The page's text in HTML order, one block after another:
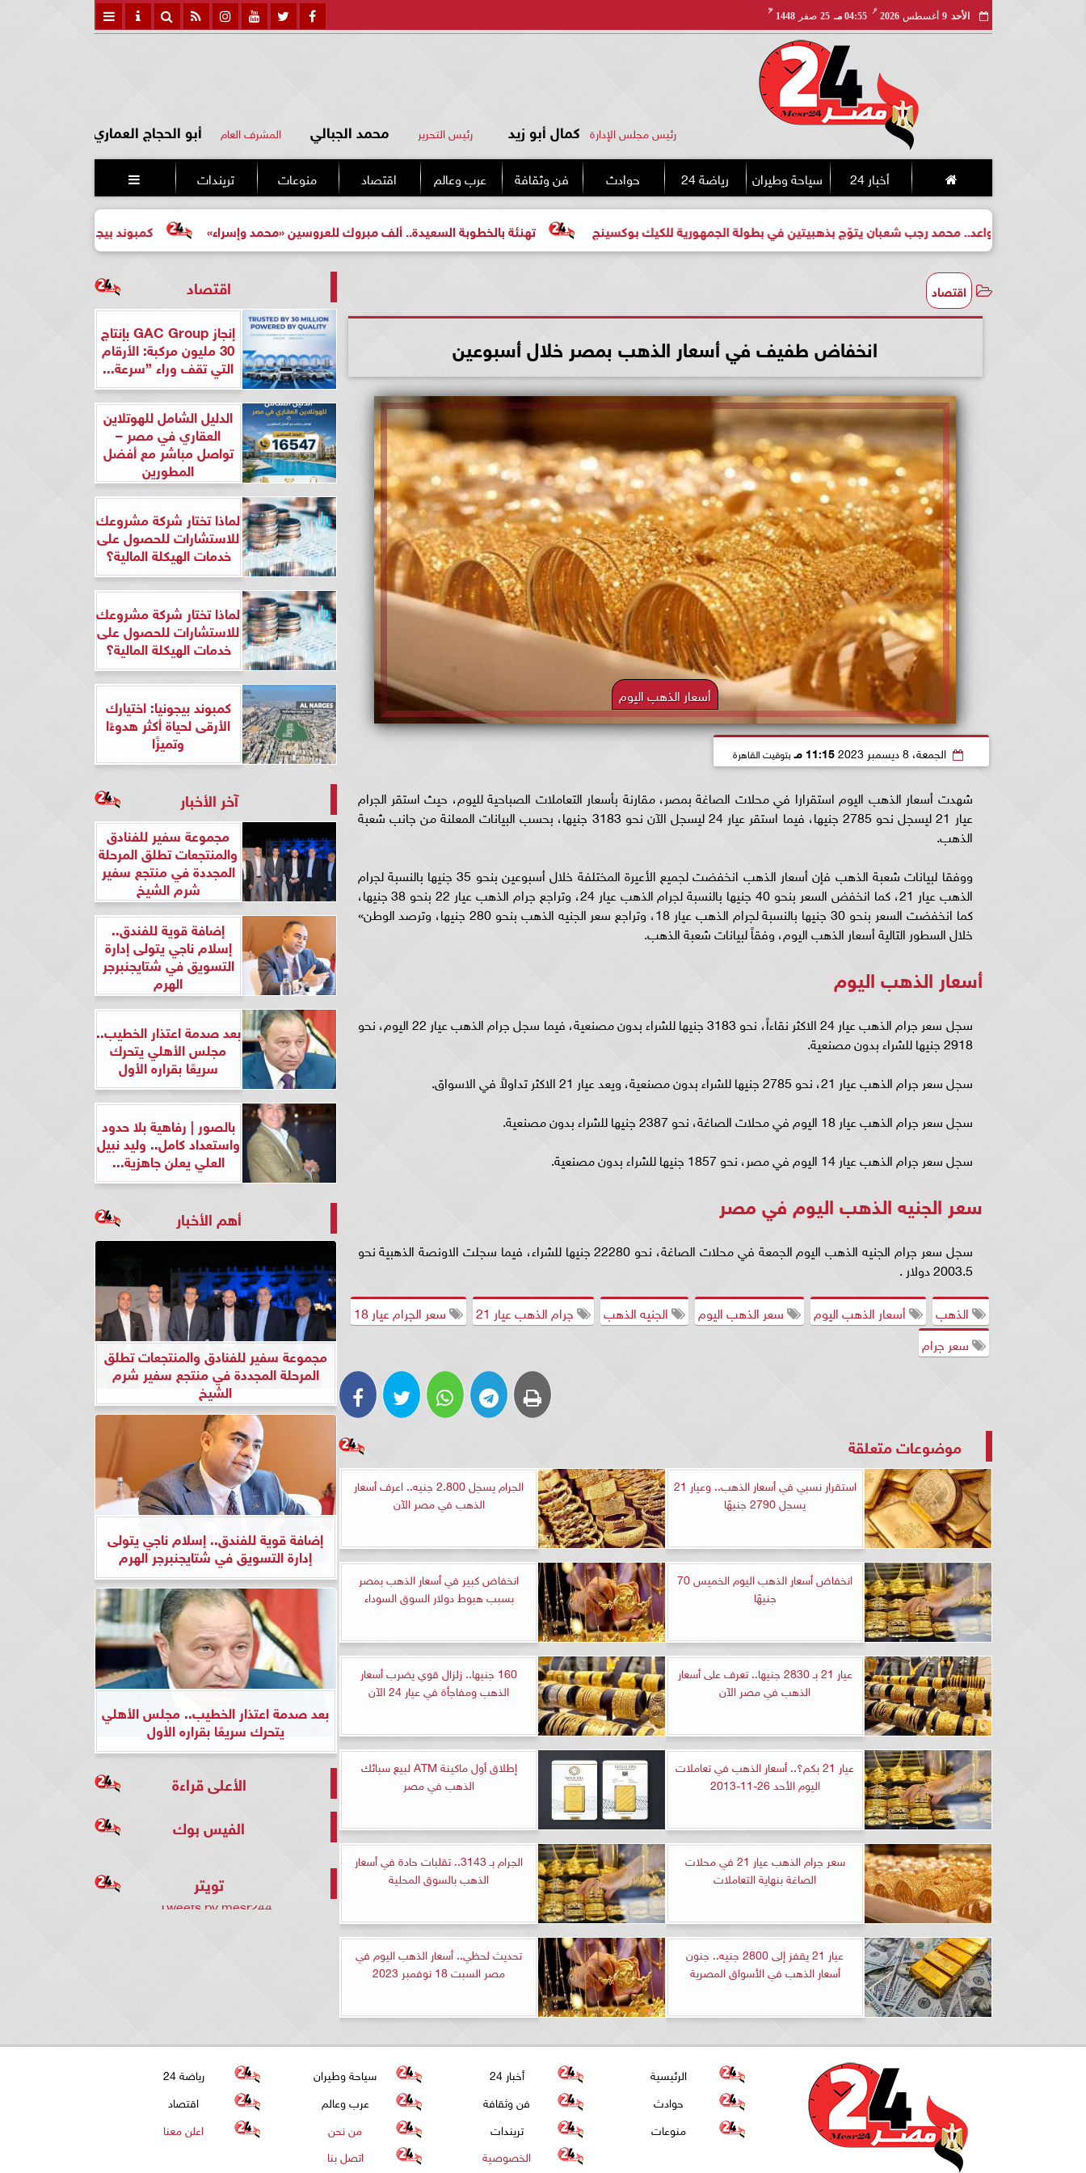
الأحد 9 أغسطس 2026
مـ
04:55 مـ 25 صفر 1448
هـ
رئيس مجلس الإدارة كمال أبو زيد رئيس التحرير محمد الجبالي المشرف العام أبو الحجاج العماري
أخبار 24 سياحة وطيران رياضة 24 حوادث فن وثقافة عرب وعالم اقتصاد منوعات تريندات 
كمبوند بيجونيا: اختيارك الأرقى لحياة أكثر تهنئة بالخطوبة السعيدة.. ألف مبروك للعروسين «محمد وإسراء» واعد.. محمد رجب شعبان يتوّج بذهبيتين في بطولة الجمهورية للكيك بوكسينج
اقتصاد
انخفاض طفيف في أسعار الذهب بمصر خلال أسبوعين
أسعار الذهب اليوم
الجمعة، 8 ديسمبر 2023 11:15 مـ بتوقيت القاهرة
شهدت أسعار الذهب اليوم استقرارا في محلات الصاغة بمصر، مقارنة بأسعار التعاملات الصباحية لليوم، حيث استقر الجرام
عيار 21 ليسجل نحو 2785 جنيها، فيما استقر عيار 24 ليسجل الآن نحو 3183 جنيها، بحسب البيانات المعلنة من جانب شعبة
الذهب.
ووفقا لبيانات شعبة الذهب فإن أسعار الذهب انخفضت لجميع الأعيرة المختلفة خلال أسبوعين بنحو 35 جنيها بالنسبة لجرام
الذهب عيار 21، كما انخفض السعر بنحو 40 جنيها بالنسبة لجرام الذهب عيار 24، وتراجع جرام الذهب عيار 22 بنحو 38 جنيها،
كما انخفضت السعر بنحو 30 جنيها بالنسبة لجرام الذهب عيار 18، وتراجع سعر الجنيه الذهب بنحو 280 جنيها، وترصد الوطن»
خلال السطور التالية أسعار الذهب اليوم، وفقاً لبيانات شعبة الذهب.
أسعار الذهب اليوم
سجل سعر جرام الذهب عيار 24 الاكثر نقاءاً، نحو 3183 جنيها للشراء بدون مصنعية، فيما سجل جرام الذهب عيار 22 اليوم، نحو
2918 جنيها للشراء بدون مصنعية.
سجل سعر جرام الذهب عيار 21، نحو 2785 جنيها للشراء بدون مصنعية، ويعد عيار 21 الاكثر تداولاً في الاسواق.
سجل سعر جرام الذهب عيار 18 اليوم في محلات الصاغة، نحو 2387 جنيها للشراء بدون مصنعية.
سجل سعر جرام الذهب عيار 14 اليوم في مصر، نحو 1857 جنيها للشراء بدون مصنعية.
سعر الجنيه الذهب اليوم في مصر
سجل سعر جرام الجنيه الذهب اليوم الجمعة في محلات الصاغة، نحو 22280 جنيها للشراء، فيما سجلت الاونصة الذهبية نحو
2003.5 دولار .
الذهب
أسعار الذهب اليوم سعر الذهب اليوم الجنيه الذهب جرام الذهب عيار 21
سعر الجرام عيار 18
سعر جرام
موضوعات متعلقة
استقرار نسبي في أسعار الذهب.. وعيار 21
يسجل 2790 جنيهًا
الجرام يسجل 2.800 جنيه.. اعرف أسعار
الذهب في مصر الآن
انخفاض أسعار الذهب اليوم الخميس 70
جنيهًا
انخفاض كبير في أسعار الذهب بمصر
بسبب هبوط دولار السوق السوداء
عيار 21 بـ 2830 جنيها.. تعرف على أسعار
الذهب في مصر الآن
160 جنيها.. زلزال قوي يضرب أسعار
الذهب ومفاجأة في عيار 24 الآن
عيار 21 بكم؟.. أسعار الذهب في تعاملات
اليوم الأحد 26-11-2013
إطلاق أول ماكينة ATM لبيع سبائك
الذهب في مصر
سعر جرام الذهب عيار 21 في محلات
الصاغة بنهاية التعاملات
الجرام بـ 3143.. تقلبات حادة في أسعار
الذهب بالسوق المحلية
عيار 21 يقفز إلى 2800 جنيه.. جنون
أسعار الذهب في الأسواق المصرية
تحديث لحظي.. أسعار الذهب اليوم في
مصر السبت 18 نوفمبر 2023
اقتصاد
إنجاز GAC Group بإنتاج
30 مليون مركبة: الأرقام
التي تقف وراء ”سرعة...
الدليل الشامل للهوتلاين
العقاري في مصر –
تواصل مباشر مع أفضل
المطورين
لماذا تختار شركة مشروعك
للاستشارات للحصول على
خدمات الهيكلة المالية؟
لماذا تختار شركة مشروعك
للاستشارات للحصول على
خدمات الهيكلة المالية؟
كمبوند بيجونيا: اختيارك
الأرقى لحياة أكثر هدوءًا
وتميزًا
آخر الأخبار
مجموعة سفير للفنادق
والمنتجعات تطلق المرحلة
المجددة في منتجع سفير
شرم الشيخ
إضافة قوية للفندق..
إسلام ناجي يتولى إدارة
التسويق في شتايجنبرجر
الهرم
بعد صدمة اعتذار الخطيب..
مجلس الأهلي يتحرك
سريعًا بقراره الأول
بالصور | رفاهية بلا حدود
واستعداد كامل.. وليد نبيل
العلي يعلن جاهزية...
أهم الأخبار
مجموعة سفير للفنادق والمنتجعات تطلق
المرحلة المجددة في منتجع سفير شرم
الشيخ
إضافة قوية للفندق.. إسلام ناجي يتولى
إدارة التسويق في شتايجنبرجر الهرم
بعد صدمة اعتذار الخطيب.. مجلس الأهلي
يتحرك سريعًا بقراره الأول
الأعلى قراءة
الفيس بوك
تويتر
Tweets by mesr244
الرئيسية أخبار 24 سياحة وطيران
رياضة 24
حوادث
فن وثقافة عرب وعالم
اقتصاد
منوعات
تريندات من نحن
اعلن معنا
الخصوصية
اتصل بنا